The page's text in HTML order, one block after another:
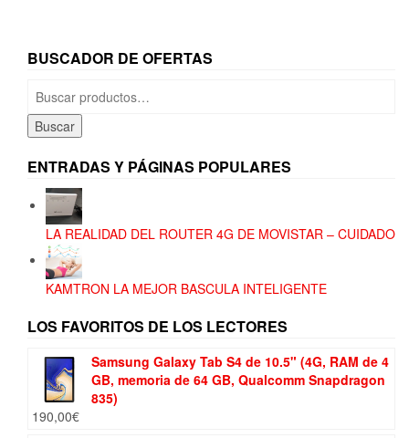
BUSCADOR DE OFERTAS
Buscar
por:
Buscar
ENTRADAS Y PÁGINAS POPULARES
LA REALIDAD DEL ROUTER 4G DE MOVISTAR – CUIDADO
KAMTRON LA MEJOR BASCULA INTELIGENTE
LOS FAVORITOS DE LOS LECTORES
Samsung Galaxy Tab S4 de 10.5" (4G, RAM de 4
GB, memoria de 64 GB, Qualcomm Snapdragon
835)
190,00€